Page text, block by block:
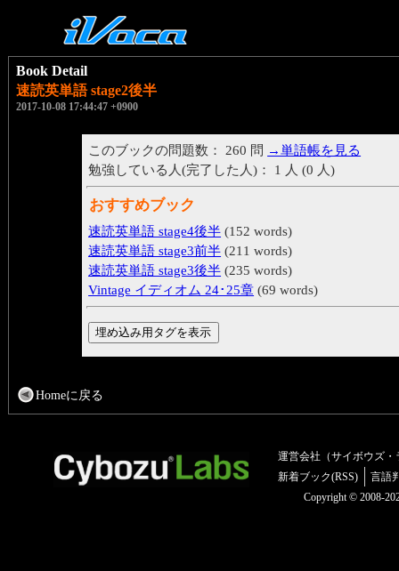
Book Detail
速読英単語 stage2後半
2017-10-08 17:44:47 +0900
このブックの問題数： 260 問 →単語帳を見る
勉強している人(完了した人)： 1 人 (0 人)
おすすめブック
速読英単語 stage4後半 (152 words)
速読英単語 stage3前半 (211 words)
速読英単語 stage3後半 (235 words)
Vintage イディオム 24･25章 (69 words)
Homeに戻る
運営会社（サイボウズ・
新着ブック(RSS)
言語
Copyright © 2008-